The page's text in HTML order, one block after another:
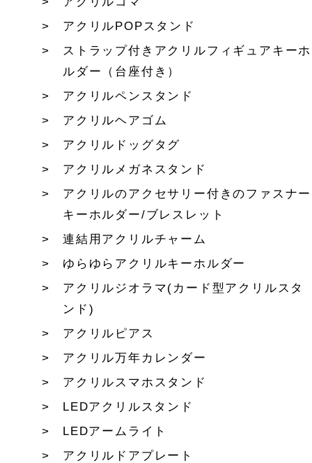
アクリルPOPスタンド
ストラップ付きアクリルフィギュアキーホ
ルダー（台座付き）
アクリルペンスタンド
アクリルヘアゴム
アクリルドッグタグ
アクリルメガネスタンド
アクリルのアクセサリー付きのファスナー
キーホルダー/ブレスレット
連結用アクリルチャーム
ゆらゆらアクリルキーホルダー
アクリルジオラマ(カード型アクリルスタ
ンド)
アクリルピアス
アクリル万年カレンダー
アクリルスマホスタンド
LEDアクリルスタンド
LEDアームライト
アクリルドアプレート